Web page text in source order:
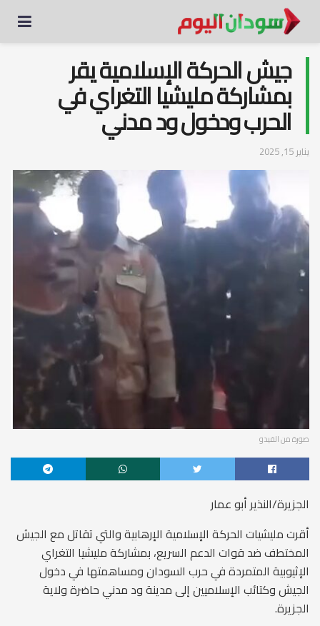
جيش الحركة الإسلامية يقر
بمشاركة مليشيا التغراي في
الحرب ودخول ود مدني
يناير 15, 2025
صورة من الفيدو
الجزيرة/النذير أبو عمار
أقرت مليشيات الحركة الإسلامية الإرهابية والتي تقاتل مع الجيش
المختطف ضد قوات الدعم السريع، بمشاركة مليشيا التغراي
الإثيوبية المتمردة في حرب السودان ومساهمتها في دخول
الجيش وكتائب الإسلاميين إلى مدينة ود مدني حاضرة ولاية
الجزيرة.